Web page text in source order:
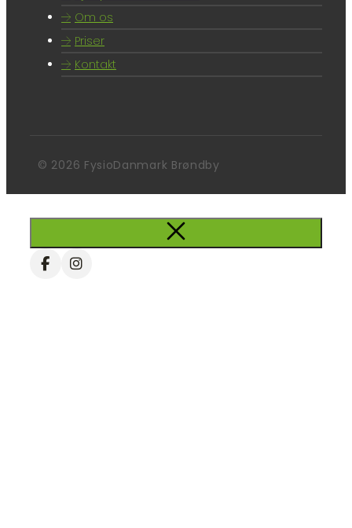
Om os
Priser
Kontakt
© 2026 FysioDanmark Brøndby